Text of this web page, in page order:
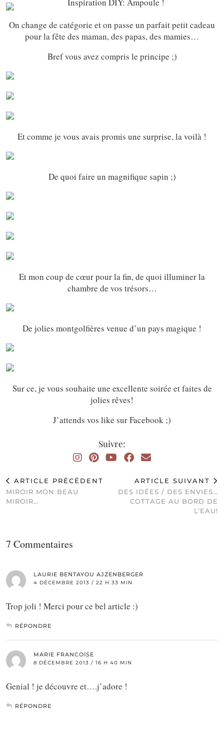
On change de catégorie et on passe un parfait petit cadeau
pour la fête des maman, des papas, des mamies…
Bref vous avez compris le principe ;)
Et comme je vous avais promis une surprise, la voilà !
De quoi faire un magnifique sapin ;)
Et mon coup de cœur pour la fin, de quoi illuminer la
chambre de vos trésors…
De jolies montgolfières venue d’un pays magique !
Sur ce, je vous souhaite une excellente soirée et faites de
jolies rêves!
J’attends vos like sur Facebook ;)
Suivre:
ARTICLE PRÉCÉDENT
MIROIR MON BEAU
MIROIR…
ARTICLE SUIVANT
DES IDÉES / DES ENVIES…
COTTAGE AU BORD DE
L’EAU!
7 Commentaires
LAURIE BENTAYOU AJZENBERGER
4 DÉCEMBRE 2013 / 22 H 33 MIN
Trop joli ! Merci pour ce bel article :)
RÉPONDRE
MARIE FRANCOISE
8 DÉCEMBRE 2013 / 16 H 40 MIN
Genial ! je découvre et….j’adore !
RÉPONDRE